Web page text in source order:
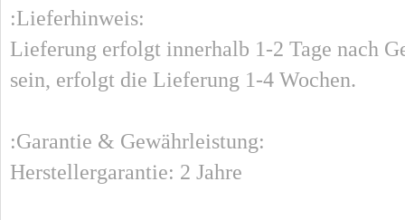
:Lieferhinweis:
Lieferung erfolgt innerhalb 1-2 Tage nach
sein, erfolgt die Lieferung 1-4 Wochen.
:Garantie & Gewährleistung:
Herstellergarantie: 2 Jahre